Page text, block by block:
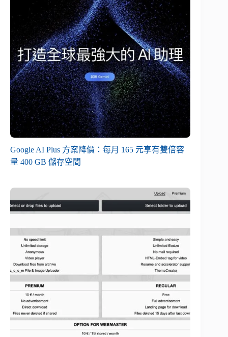
Google AI Plus 方案降價：每月 165 元享有雙倍容
量 400 GB 儲存空間